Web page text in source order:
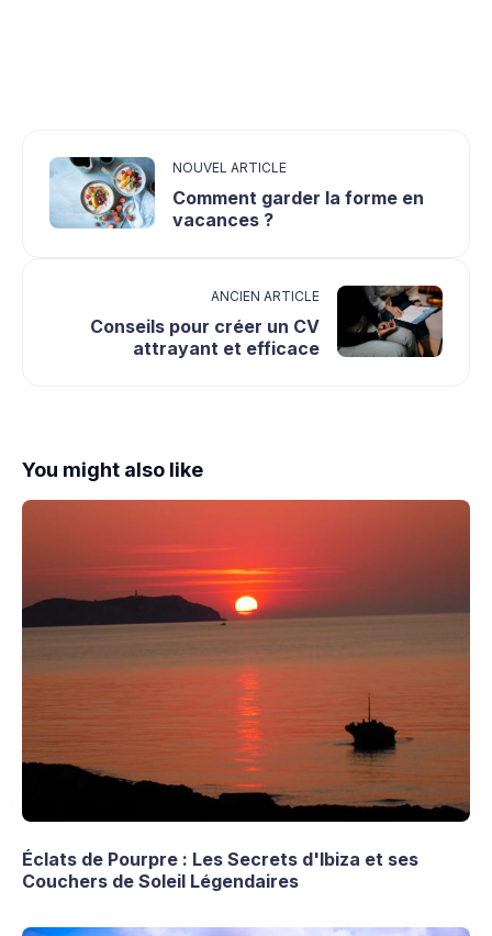
NOUVEL ARTICLE
Comment garder la forme en
vacances ?
ANCIEN ARTICLE
Conseils pour créer un CV
attrayant et efficace
You might also like
Éclats de Pourpre : Les Secrets d'Ibiza et ses
Couchers de Soleil Légendaires